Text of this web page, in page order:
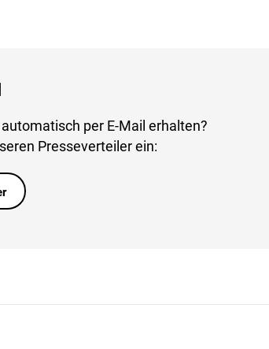
per E-Mail erhalten?
Presseverteiler ein: